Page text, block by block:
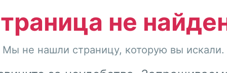
не
Мы не нашли страницу, которую вы искали.